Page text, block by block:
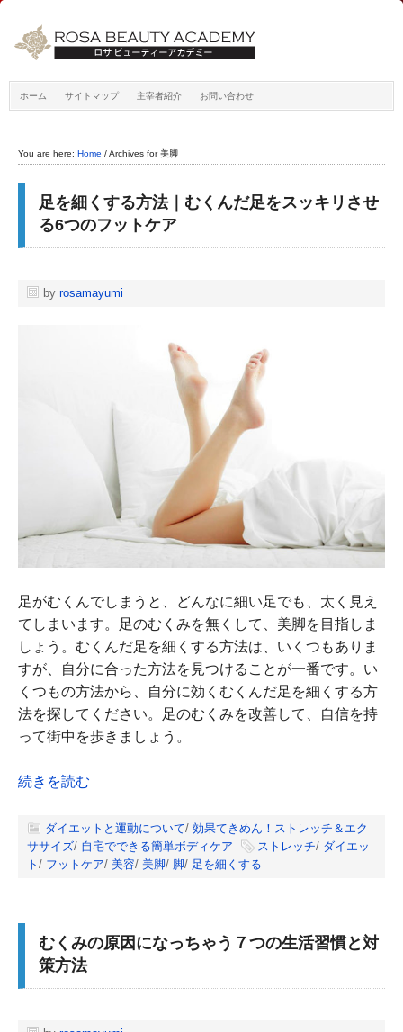
ホーム サイトマップ 主宰者紹介 お問い合わせ
You are here: Home /Archives for 美脚
足を細くする方法｜むくんだ足をスッキリさせ
る6つのフットケア
by rosamayumi
足がむくんでしまうと、どんなに細い足でも、太く見え
てしまいます。足のむくみを無くして、美脚を目指しま
しょう。むくんだ足を細くする方法は、いくつもありま
すが、自分に合った方法を見つけることが一番です。い
くつもの方法から、自分に効くむくんだ足を細くする方
法を探してください。足のむくみを改善して、自信を持
って街中を歩きましょう。
続きを読む
ダイエットと運動について/ 効果てきめん！ストレッチ＆エク
ササイズ/ 自宅でできる簡単ボディケア ストレッチ/ ダイエッ
ト / フットケア/ 美容/ 美脚/ 脚/ 足を細くする
むくみの原因になっちゃう７つの生活習慣と対
策方法